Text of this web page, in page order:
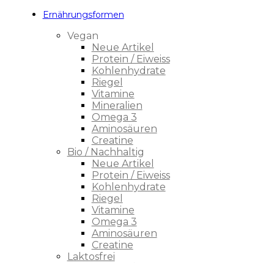
Ernährungsformen
Vegan
Neue Artikel
Protein / Eiweiss
Kohlenhydrate
Riegel
Vitamine
Mineralien
Omega 3
Aminosäuren
Creatine
Bio / Nachhaltig
Neue Artikel
Protein / Eiweiss
Kohlenhydrate
Riegel
Vitamine
Omega 3
Aminosäuren
Creatine
Laktosfrei